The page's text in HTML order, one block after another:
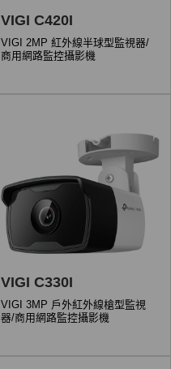
VIGI C420I
VIGI 2MP 紅外線半球型監視器/
商用網路監控攝影機
VIGI C330I
VIGI 3MP 戶外紅外線槍型監視
器/商用網路監控攝影機